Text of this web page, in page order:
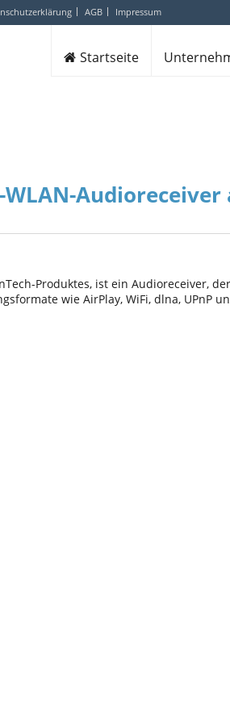
AGB Impressum
Startseite
Produktes, ist ein Audioreceiver,
wie AirPlay, WiFi, dlna, UPnP